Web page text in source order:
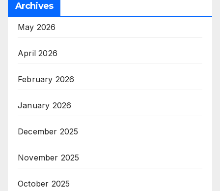
Archives
May 2026
April 2026
February 2026
January 2026
December 2025
November 2025
October 2025